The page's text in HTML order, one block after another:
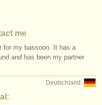
me
for my bassoon. It has a
and has been my partner
Deutschland